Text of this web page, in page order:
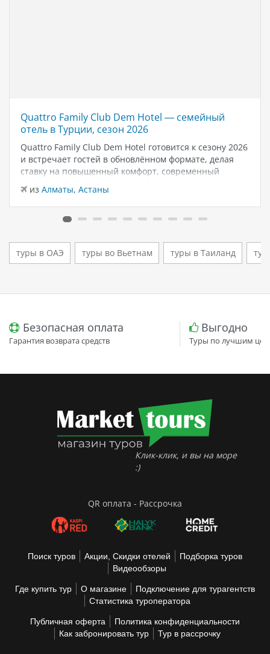
Quattro Family Club Dem Hotel — семейный
отель в Турции, сезон 2026
Quattro Family Club Dem Hotel готовится к сезону 2026
и встречает гостей в обновлённом формате, делая
ставку на повышенный комфорт, современный
дизайн и атмосферу спокойного семейного отдыха у
моря. Отель остаётся популярным выбором для тех,
кто ищет семейный отель в…
из Алматы, Астаны
туры в ОАЭ туры во Вьетнам туры в Таиланд
Безопасная оплата
Гарантия возврата средств
Выгодно
Туры по лучшим
Клик-клик, и вы на море
:)
QR оплата - Рассрочка
Поиск туров Акции, Скидки отелей
Подборка туров
Видеообзоры
Где купить тур О магазине
Подключение для турагентств
Статистика туроператора
Публичная оферта
Политика конфиденциальности
Как забронировать тур
Тур в рассрочку